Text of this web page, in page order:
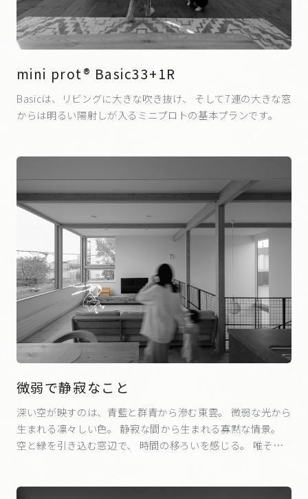
mini prot® Basic33+1R
Basicは、リビングに大きな吹き抜け、 そして7連の大きな窓
からは明るい陽射しが入るミニプロトの基本プランです。
微弱で静寂なこと
深い空が映すのは、青藍と群青から滲む東雲。 微弱な光から
生まれる凛々しい色。 静寂な間から生まれる寡黙な情景。
空と緑を引き込む窓辺で、 時間の移ろいを感じる。 唯それ